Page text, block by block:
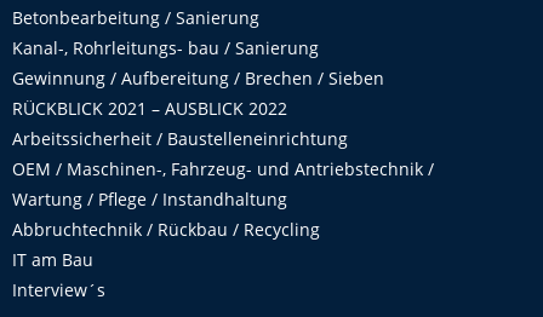
Betonbearbeitung / Sanierung
Kanal-, Rohrleitungs- bau / Sanierung
Gewinnung / Aufbereitung / Brechen / Sieben
RÜCKBLICK 2021 – AUSBLICK 2022
Arbeitssicherheit / Baustelleneinrichtung
OEM / Maschinen-, Fahrzeug- und Antriebstechnik /
Wartung / Pflege / Instandhaltung
Abbruchtechnik / Rückbau / Recycling
IT am Bau
Interview´s